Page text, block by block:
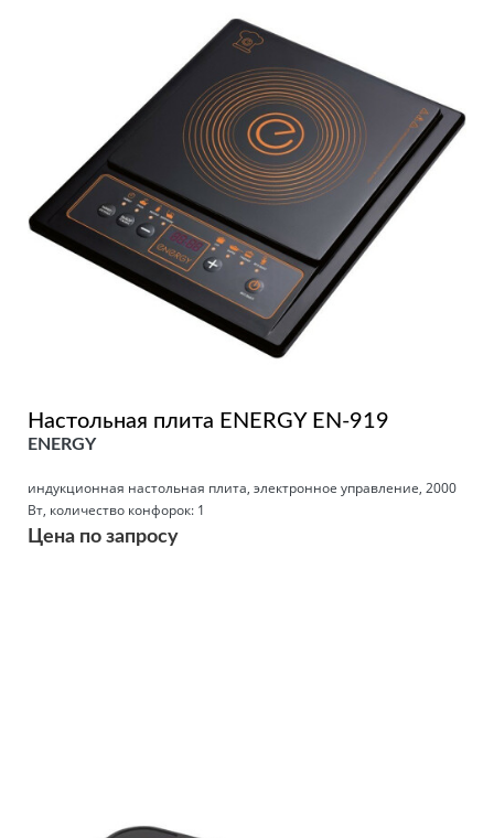
Настольная плита ENERGY EN-919
ENERGY
индукционная настольная плита, электронное управление, 2000
Вт, количество конфорок: 1
Цена по запросу